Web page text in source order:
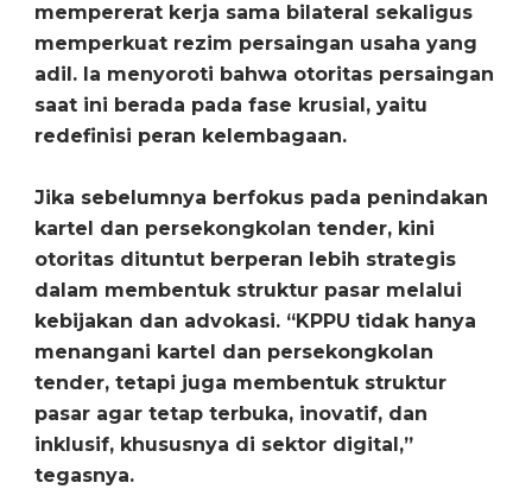
mempererat kerja sama bilateral sekaligus
memperkuat rezim persaingan usaha yang
adil. Ia menyoroti bahwa otoritas persaingan
saat ini berada pada fase krusial, yaitu
redefinisi peran kelembagaan.
Jika sebelumnya berfokus pada penindakan
kartel dan persekongkolan tender, kini
otoritas dituntut berperan lebih strategis
dalam membentuk struktur pasar melalui
kebijakan dan advokasi. “KPPU tidak hanya
menangani kartel dan persekongkolan
tender, tetapi juga membentuk struktur
pasar agar tetap terbuka, inovatif, dan
inklusif, khususnya di sektor digital,”
tegasnya.